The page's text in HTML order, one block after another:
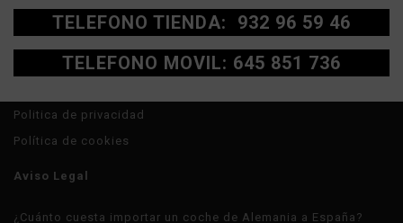
TELEFONO TIENDA: 932 96 59 46
TELEFONO MOVIL: 645 851 736
Politica de privacidad
Política de cookies
Aviso Legal
¿Cuánto cuesta importar un coche de Alemania a España?